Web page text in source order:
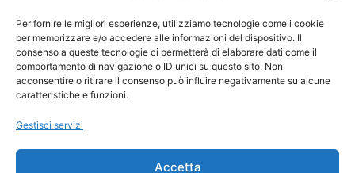
Per fornire le migliori esperienze, utilizziamo tecnologie come i cookie
per memorizzare e/o accedere alle informazioni del dispositivo. Il
consenso a queste tecnologie ci permetterà di elaborare dati come il
comportamento di navigazione o ID unici su questo sito. Non
acconsentire o ritirare il consenso può influire negativamente su alcune
caratteristiche e funzioni.
Gestisci servizi
Accetta
SITO CERTIFICATO